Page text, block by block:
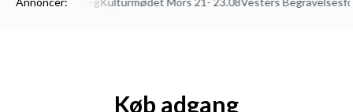
Køb adgang